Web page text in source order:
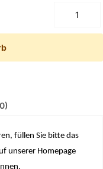
füllen Sie bitte das
unserer Homepage